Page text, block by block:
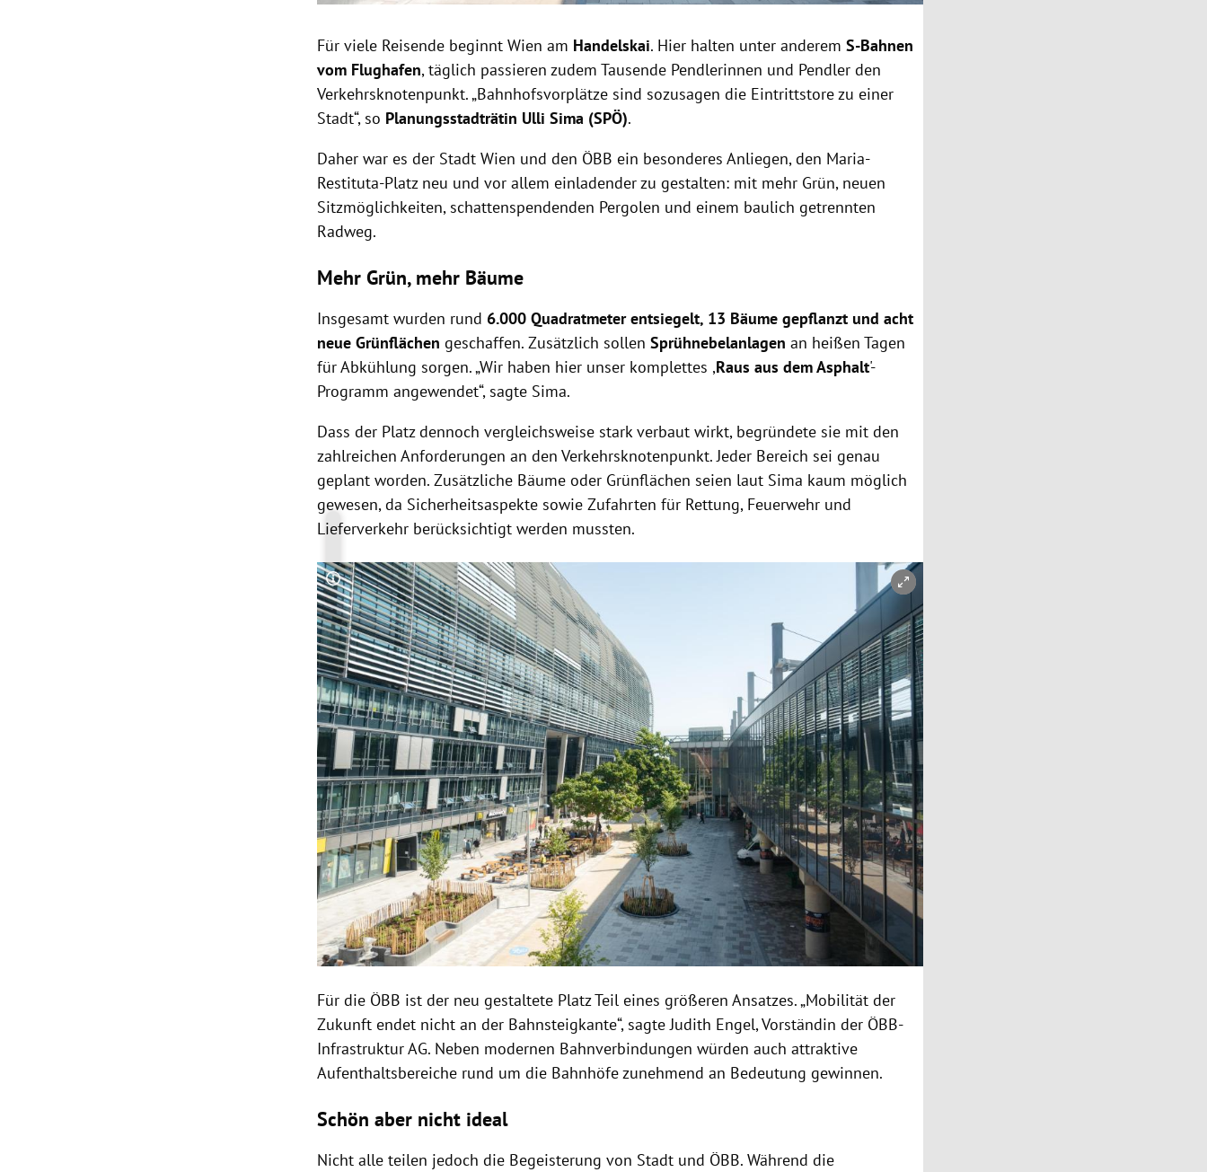
Für viele Reisende beginnt Wien am Handelskai. Hier halten unter anderemS-Bahnen
vom Flughafen, täglich passieren zudem Tausende Pendlerinnen und Pendler den
Verkehrsknotenpunkt. „Bahnhofsvorplätze sind sozusagen die Eintrittstore zu einer
Stadt“, so Planungsstadträtin Ulli Sima (SPÖ).
Daher war es der Stadt Wien und den ÖBB ein besonderes Anliegen, den Maria-
Restituta-Platz neu und vor allem einladender zu gestalten: mit mehr Grün, neuen
Sitzmöglichkeiten, schattenspendenden Pergolen und einem baulich getrennten
Radweg.
Mehr Grün, mehr Bäume
Insgesamt wurden rund 6.000 Quadratmeter entsiegelt, 13 Bäume gepflanzt und acht
neue Grünflächen geschaffen. Zusätzlich sollenSprühnebelanlagenan heißen Tagen
für Abkühlung sorgen. „Wir haben hier unser komplettes ,Raus aus dem Asphalt'-
Programm angewendet“, sagte Sima.
Dass der Platz dennoch vergleichsweise stark verbaut wirkt, begründete sie mit den
zahlreichen Anforderungen an den Verkehrsknotenpunkt. Jeder Bereich sei genau
geplant worden. Zusätzliche Bäume oder Grünflächen seien laut Sima kaum möglich
gewesen, da Sicherheitsaspekte sowie Zufahrten für Rettung, Feuerwehr und
Lieferverkehr berücksichtigt werden mussten.
Copyright-Hinweis öffnen/schließen
Für die ÖBB ist der neu gestaltete Platz Teil eines größeren Ansatzes. „Mobilität der
Zukunft endet nicht an der Bahnsteigkante“, sagte Judith Engel, Vorständin der ÖBB-
Infrastruktur AG. Neben modernen Bahnverbindungen würden auch attraktive
Aufenthaltsbereiche rund um die Bahnhöfe zunehmend an Bedeutung gewinnen.
Schön aber nicht ideal
Nicht alle teilen jedoch die Begeisterung von Stadt und ÖBB. Während die